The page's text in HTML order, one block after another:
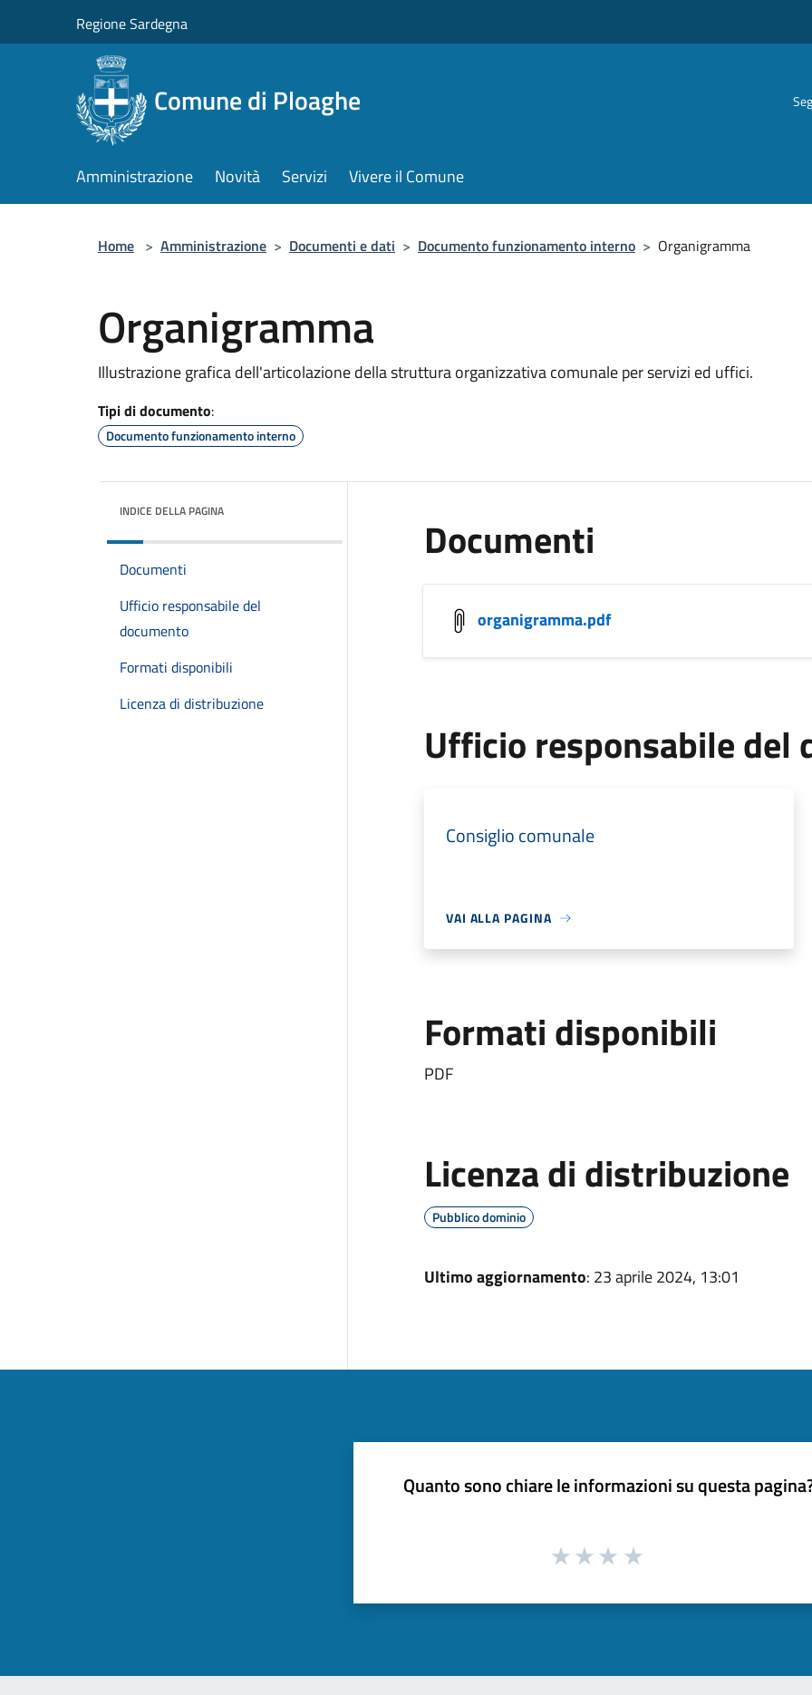
Regione Sardegna
Comune di Ploaghe
Amministrazione Novità Servizi Vivere il Comune
Home > Amministrazione > Documenti e dati > Documento funzionamento interno > Organigramma
Organigramma
Illustrazione grafica dell'articolazione della struttura organizzativa comunale per servizi ed uffici.
Tipi di documento:
Documento funzionamento interno
INDICE DELLA PAGINA
Documenti
Ufficio responsabile del
documento
Formati disponibili
Licenza di distribuzione
Documenti
organigramma.pdf
Ufficio responsabile del
Consiglio comunale
VAI ALLA PAGINA
Formati disponibili
PDF
Licenza di distribuzione
Pubblico dominio
Ultimo aggiornamento: 23 aprile 2024, 13:01
Quanto sono chiare le informazioni su questa